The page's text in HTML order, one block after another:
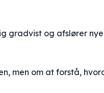
gradvist og afslører
men om at forstå,